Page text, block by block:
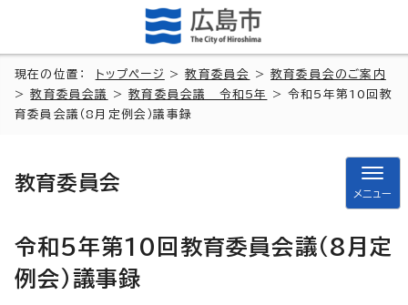
現在の位置： トップページ >教育委員会 >教育委員会のご案内
>教育委員会議 >教育委員会議 令和5年
> 令和5年第10回教
育委員会議（8月定例会）議事録
教育委員会
メニュー
令和5年第10回教育委員会議（8月定
例会）議事録